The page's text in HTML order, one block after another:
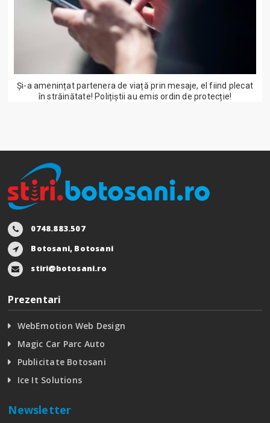
Și-a amenințat partenera de viață prin mesaje, el fiind plecat
în străinătate! Polițiștii au emis ordin de protecție!
0748.883.507
Botosani, Botosani
stiri@botosani.ro
Prezentari
WebEmotion Web Design
Magic Car Parc Auto
Publicitate Botosani
Ice It Solutions
Newsletter